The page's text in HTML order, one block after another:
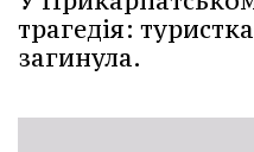
трагедія:
загинула.